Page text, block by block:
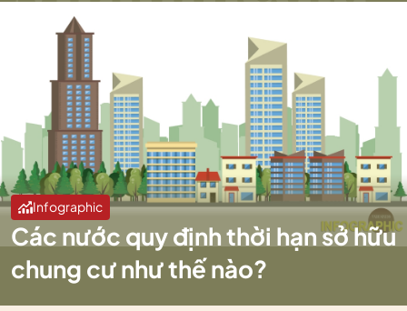
Infographic
Các nước quy định thời hạn sở hữu
chung cư như thế nào?